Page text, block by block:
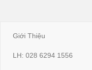
Giới Thiệu
LH: 028 6294 1556